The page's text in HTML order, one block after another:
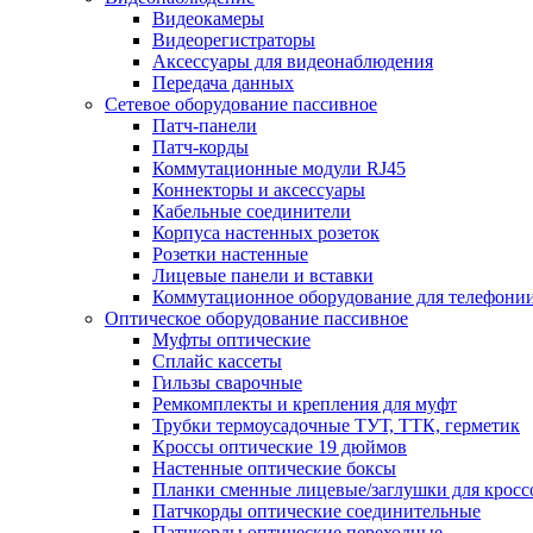
Видеокамеры
Видеорегистраторы
Аксессуары для видеонаблюдения
Передача данных
Сетевое оборудование пассивное
Патч-панели
Патч-корды
Коммутационные модули RJ45
Коннекторы и аксессуары
Кабельные соединители
Корпуса настенных розеток
Розетки настенные
Лицевые панели и вставки
Коммутационное оборудование для
Оптическое оборудование пассивное
Муфты оптические
Сплайс кассеты
Гильзы сварочные
Ремкомплекты и крепления для муфт
Трубки термоусадочные ТУТ, ТТК, герметик
Кроссы оптические 19 дюймов
Настенные оптические боксы
Планки сменные лицевые/заглушки для
Патчкорды оптические соединительные